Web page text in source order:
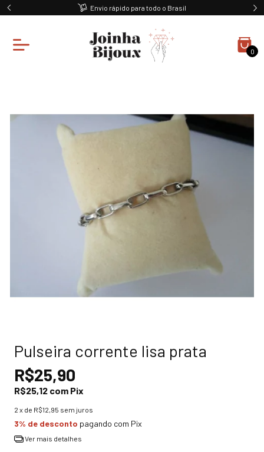
Envio rápido para todo o Brasil
0
Pulseira corrente lisa prata
R$25,90
R$25,12 com Pix
2 x de R$12,95 sem juros
3% de desconto pagando com Pix
Ver mais detalhes